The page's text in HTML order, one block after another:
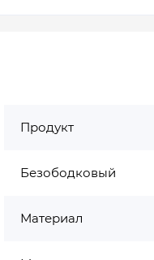
Продукт
Безободковый
Материал